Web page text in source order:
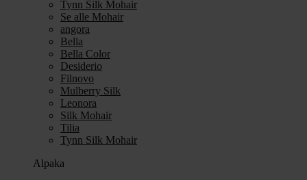
Tynn Silk Mohair
Se alle Mohair
angora
Bella
Bella Color
Desiderio
Filnovo
Mulberry Silk
Leonora
Silk Mohair
Tilia
Tynn Silk Mohair
Alpaka